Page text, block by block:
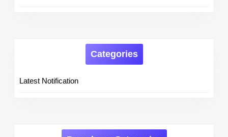
Categories
Latest Notification